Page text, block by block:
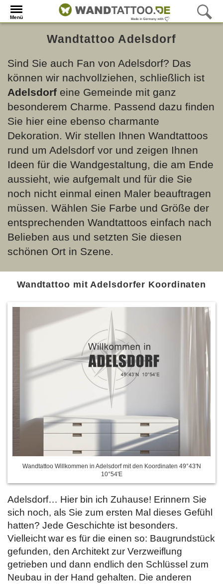
Menü
Wandtattoo Adelsdorf
Sind Sie auch Fan von Adelsdorf? Das
können wir nachvollziehen, schließlich ist
Adelsdorf eine Gemeinde mit ganz
besonderem Charme. Passend dazu finden
Sie hier eine ebenso charmante
Dekoration. Wir stellen Ihnen Wandtattoos
rund um Adelsdorf vor und zeigen Ihnen
Ideen für die Wandgestaltung, die am Ende
aussieht, wie aufgemalt und für die Sie
noch nicht einmal einen Maler beauftragen
müssen. Wählen Sie Farbe und Größe der
entsprechenden Wandtattoos einfach nach
Belieben aus und setzten Sie diesen
schönen Ort in Szene.
Wandtattoo mit Adelsdorfer Koordinaten
Wandtattoo Willkommen in Adelsdorf mit den Koordinaten 49°43'N
10°54'E
Adelsdorf… Hier bin ich Zuhause! Erinnern Sie
sich noch, als Sie zum ersten Mal dieses Gefühl
hatten? Jede Geschichte ist besonders.
Vielleicht war es für die einen so: Baugrundstück
gefunden, den Architekt zur Verzweiflung
getrieben und dann endlich den Schlüssel zum
Neubau in der Hand gehalten. Die anderen